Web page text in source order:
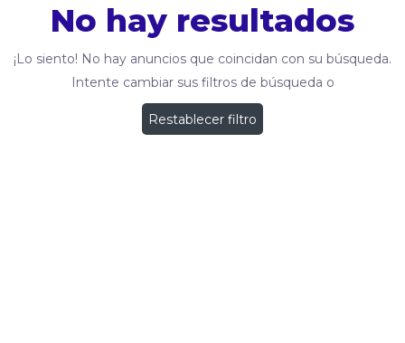
No hay resultados
¡Lo siento! No hay anuncios que coincidan con su búsqueda.
Intente cambiar sus filtros de búsqueda o
Restablecer filtro